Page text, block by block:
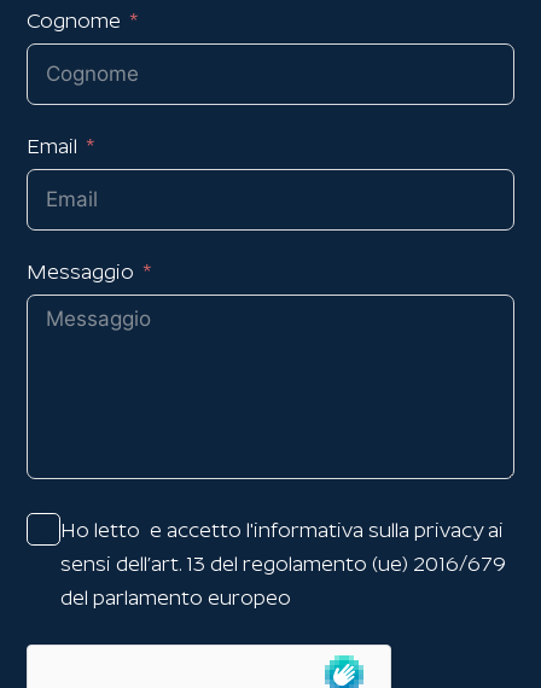
Cognome
Email
Messaggio
Ho letto e accetto l'informativa sulla privacyai
sensi dell’art. 13 del regolamento (ue) 2016/679
del parlamento europeo